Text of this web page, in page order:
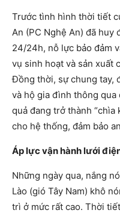
Trước tình hình thời tiết
An (PC Nghệ An) đã huy
24/24h, nỗ lực bảo đảm
vụ sinh hoạt và sản xuất
Đồng thời, sự chung tay,
và hộ gia đình thông
quả đang trở thành “chìa
cho hệ thống, đảm bảo
Áp lực vận hành lưới
Những ngày qua, nắng
Lào (gió Tây Nam) khô
trì ở mức rất cao. Thời